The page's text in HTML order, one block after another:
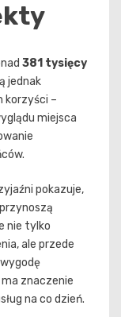
381 tysięcy
jednak
korzyści –
miejsca
pokazuje,
nie tylko
ale przede
znaczenie
na co dzień.